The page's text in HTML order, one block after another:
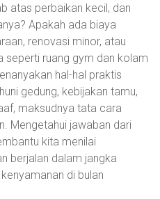
atas perbaikan kecil, dan
Apakah ada biaya
renovasi minor, atau
seperti ruang gym dan kolam
hal-hal praktis
gedung, kebijakan tamu,
maksudnya tata cara
Mengetahui jawaban dari
kita menilai
berjalan dalam jangka
di bulan